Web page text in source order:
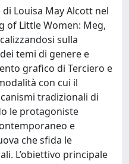
Louisa May Alcott nel
of Little Women: Meg,
sulla
temi di genere e
grafico di Terciero e
con cui il
tradizionali di
le protagoniste
e
che sfida le
L’obiettivo principale